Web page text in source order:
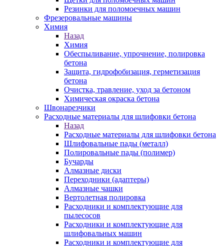
Резинки для поломоечных машин
Фрезеровальные машины
Химия
Назад
Химия
Обеспыливание, упрочнение, полировка
бетона
Защита, гидрофобизация, герметизация
бетона
Очистка, травление, уход за бетоном
Химическая окраска бетона
Швонарезчики
Расходные материалы для шлифовки бетона
Назад
Расходные материалы для шлифовки бетона
Шлифовальные пады (металл)
Полировальные пады (полимер)
Бучарды
Алмазные диски
Переходники (адаптеры)
Алмазные чашки
Вертолетная полировка
Расходники и комплектующие для
пылесосов
Расходники и комплектующие для
шлифовальных машин
Расходники и комплектующие для